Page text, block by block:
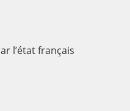
l’état français